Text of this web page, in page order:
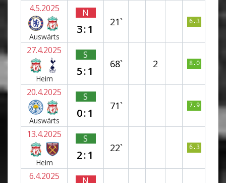
4.5.2025
Auswärts
N
3:1
21` 6.3
27.4.2025
Heim
S
5:1
68` 2 8.0
20.4.2025
Auswärts
S
0:1
71` 7.9
13.4.2025
Heim
S
2:1
22` 6.3
6.4.2025 N